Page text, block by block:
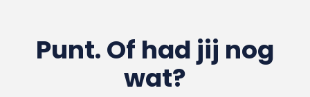
Punt. Of had jij nog
wat?